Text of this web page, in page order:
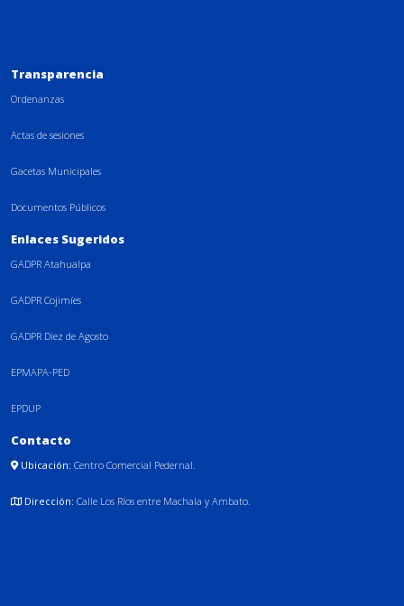
Transparencia
Ordenanzas
Actas de sesiones
Gacetas Municipales
Documentos Públicos
Enlaces Sugeridos
GADPR Atahualpa
GADPR Cojimíes
GADPR Diez de Agosto
EPMAPA-PED
EPDUP
Contacto
Ubicación: Centro Comercial Pedernal.
Dirección: Calle Los Ríos entre Machala y Ambato.